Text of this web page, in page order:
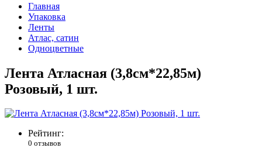
Главная
Упаковка
Ленты
Атлас, сатин
Одноцветные
Лента Атласная (3,8см*22,85м)
Розовый, 1 шт.
Рейтинг:
0 отзывов